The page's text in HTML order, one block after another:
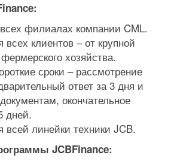
филиалах компании CML.
всех клиентов – от крупной
хозяйства.
сроки – рассмотрение
ответ за 3 дня и
окончательное
дней.
всей линейки техники JCB.
JCBFinance: